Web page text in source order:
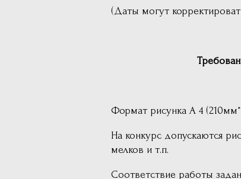
(Даты могут
Формат рисунка А 4
На конкурс допускаются
мелков и т.п.
Соответствие работы